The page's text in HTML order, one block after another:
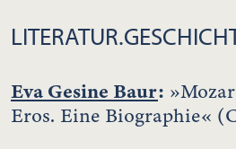
Eva Gesine Baur:
Eros. Eine Biographie«